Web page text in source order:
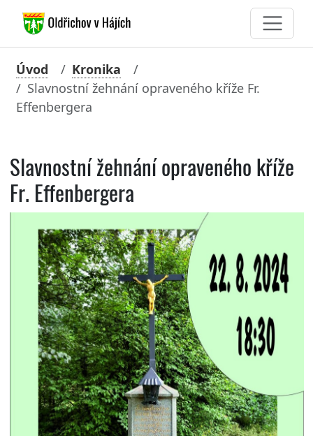
Úvod
Kronika
Slavnostní žehnání opraveného kříže Fr.
Effenbergera
Slavnostní žehnání opraveného kříže
Fr. Effenbergera